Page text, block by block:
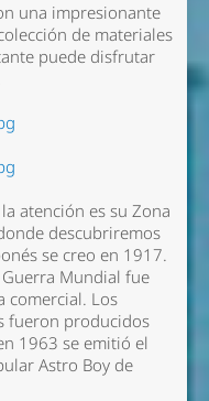
una impresionante
de materiales
puede disfrutar
atención es su Zona
descubriremos
se creo en 1917.
Mundial fue
comercial. Los
fueron producidos
1963 se emitió el
Astro Boy de